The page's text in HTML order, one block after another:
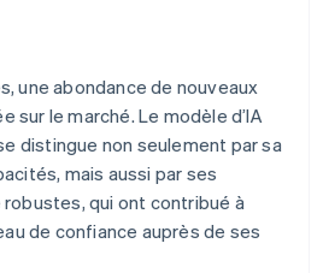
une abondance de nouveaux
sur le marché. Le modèle d’IA
distingue non seulement par sa
mais aussi par ses
qui ont contribué à
de confiance auprès de ses